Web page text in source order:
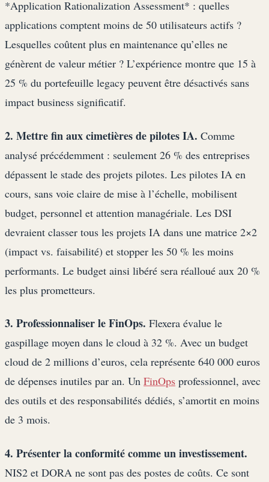
*Application Rationalization Assessment* : quelles
applications comptent moins de 50 utilisateurs actifs ?
Lesquelles coûtent plus en maintenance qu’elles ne
génèrent de valeur métier ? L’expérience montre que 15 à
25 % du portefeuille legacy peuvent être désactivés sans
impact business significatif.
2. Mettre fin aux cimetières de pilotes IA. Comme
analysé précédemment : seulement 26 % des entreprises
dépassent le stade des projets pilotes. Les pilotes IA en
cours, sans voie claire de mise à l’échelle, mobilisent
budget, personnel et attention managériale. Les DSI
devraient classer tous les projets IA dans une matrice 2×2
(impact vs. faisabilité) et stopper les 50 % les moins
performants. Le budget ainsi libéré sera réalloué aux 20 %
les plus prometteurs.
3. Professionnaliser le FinOps. Flexera évalue le
gaspillage moyen dans le cloud à 32 %. Avec un budget
cloud de 2 millions d’euros, cela représente 640 000 euros
de dépenses inutiles par an. Un FinOps professionnel, avec
des outils et des responsabilités dédiés, s’amortit en moins
de 3 mois.
4. Présenter la conformité comme un investissement.
NIS2 et DORA ne sont pas des postes de coûts. Ce sont